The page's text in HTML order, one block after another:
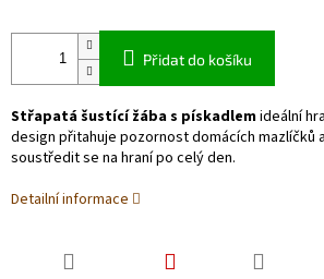
Přidat do košíku
Střapatá šustící žába s pískadlemideální
design přitahuje pozornost domácích mazlíčků
soustředit se na hraní po celý den.
Detailní informace